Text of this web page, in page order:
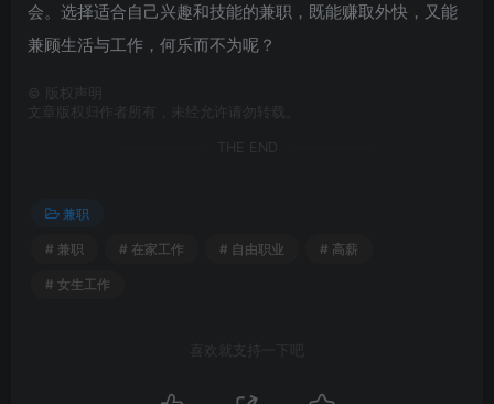
会。选择适合自己兴趣和技能的兼职，既能赚取外快，又能
兼顾生活与工作，何乐而不为呢？
©
版权声明
文章版权归作者所有，未经允许请勿转载。
THE END
兼职
# 兼职 # 在家工作 # 自由职业 # 高薪
# 女生工作
喜欢就支持一下吧